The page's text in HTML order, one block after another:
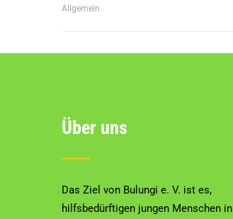
Allgemein
Über uns
Das Ziel von Bulungi e. V. ist es,
hilfsbedürftigen jungen Menschen in